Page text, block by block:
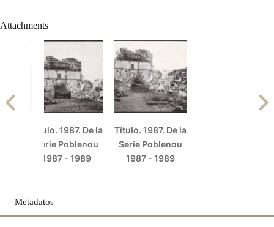
Attachments
Título. 1987. De la
Serie Poblenou
1987 - 1989
Título. 1987. De la
Serie Poblenou
1987 - 1989
Metadatos